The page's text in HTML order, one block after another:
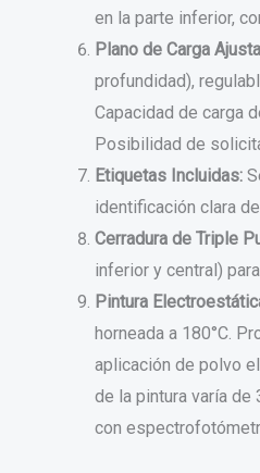
en la parte inferior,
Plano de Carga
profundidad),
Capacidad de carga
Posibilidad de
Etiquetas Incluidas:
identificación clara
Cerradura de Triple
inferior y central)
Pintura
horneada a 180°C.
aplicación de polvo
de la pintura varía de
con